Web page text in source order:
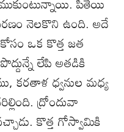
నెలకొని ఉంది. అదే
ఒక కొత్త జత
లేపి అతడికి
కరతాళ ధ్వనుల మధ్య
ద్రోందువా
కొత్త గోస్వామికి